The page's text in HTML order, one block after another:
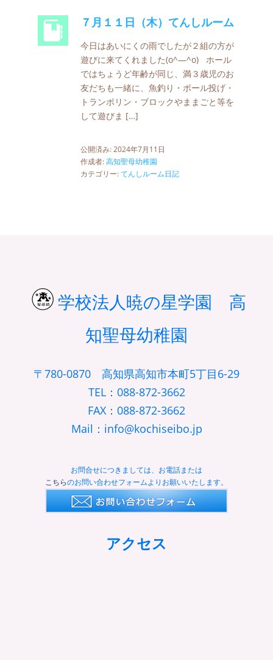
７月１１日（木）てんしルーム
今日はあいにくの雨でしたが２組の方が
遊びに来てくれました(o^―^o) ホール
ではちょうど年齢が同じ、満３歳児のお
友だちも一緒に、魚釣り・ボール投げ・
トランポリン・ブロックやままごと等を
して遊びま […]
公開済み: 2024年7月11日
作成者:高知聖母幼稚園
カテゴリー:てんしルーム日記
学校法人暁の星学園 高
知聖母幼稚園
〒780-0870 高知県高知市本町5丁目6-29
TEL：088-872-3662
FAX：088-872-3662
Mail：info@kochiseibo.jp
お問合せにつきましては、お電話または
こちらのお問い合わせフォームよりお願いいたします。
アクセス